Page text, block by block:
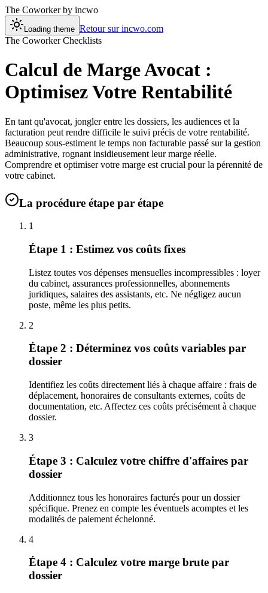
The Coworkerby incwo
Loading theme Retour sur incwo.com
The Coworker Checklists
Calcul de Marge Avocat :
Optimisez Votre Rentabilité
En tant qu'avocat, jongler entre les dossiers, les audiences et la
facturation peut rendre difficile le suivi précis de votre rentabilité.
Beaucoup sous-estiment le temps non facturable passé sur la gestion
administrative, rognant insidieusement leur marge réelle.
Comprendre et optimiser votre marge est crucial pour la pérennité de
votre cabinet.
La procédure étape par étape
1
Étape 1 : Estimez vos coûts fixes
Listez toutes vos dépenses mensuelles incompressibles : loyer
du cabinet, assurances professionnelles, abonnements
juridiques, salaires des assistants, etc. Ne négligez aucun
poste, même les plus petits.
2
Étape 2 : Déterminez vos coûts variables par
dossier
Identifiez les coûts directement liés à chaque affaire : frais de
déplacement, honoraires de consultants externes, coûts de
documentation, etc. Affectez ces coûts précisément à chaque
dossier.
3
Étape 3 : Calculez votre chiffre d'affaires par
dossier
Additionnez tous les honoraires facturés pour un dossier
spécifique. Prenez en compte les éventuels acomptes et les
modalités de paiement échelonné.
4
Étape 4 : Calculez votre marge brute par
dossier